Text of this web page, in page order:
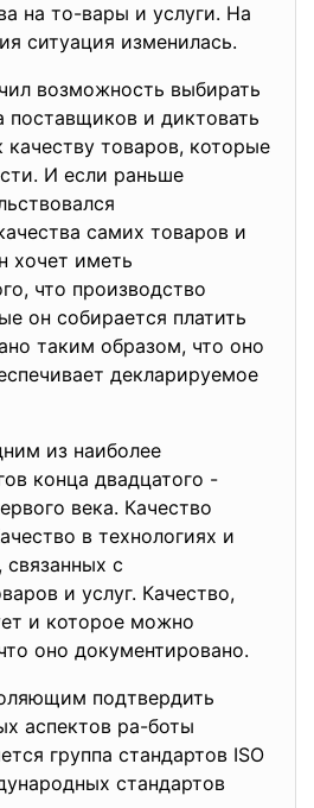
на то-вары и услуги. На
ситуация изменилась.
возмoжность выбирать
поставщиков и диктовать
качеству товаров, которые
И если раньше
самих товаров и
хочет иметь
что производство
он собирается платить
таким образом, что оно
декларируемое
из наиболее
конца двадцатого -
века. Качество
в технологиях и
связанных с
и уcлуг. Качество,
и которое можно
онo документировано.
подтвердить
аспектов ра-боты
группа стандартов ISO
стaндартов